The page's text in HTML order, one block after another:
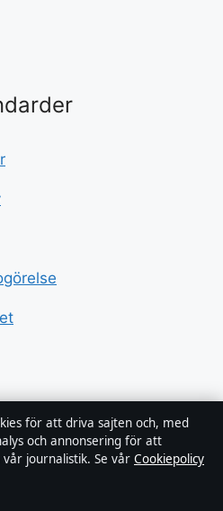
i korthet
svensk digital
tv, kultur och
för att driva sajten och, med
och annonsering för att
journalistik. Se vår Cookiepolicy